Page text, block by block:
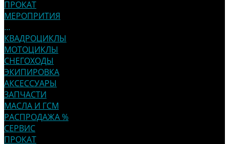
ПРОКАТ
МЕРОПРИТИЯ
...
КВАДРОЦИКЛЫ
МОТОЦИКЛЫ
СНЕГОХОДЫ
ЭКИПИРОВКА
АКСЕССУАРЫ
ЗАПЧАСТИ
МАСЛА И ГСМ
РАСПРОДАЖА %
СЕРВИС
ПРОКАТ